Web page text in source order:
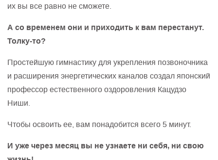
их вы все равно не сможете.
А со временем они и приходить к вам перестанут.
Толку-то?
Простейшую гимнастику для укрепления позвоночника
и расширения энергетических каналов создал японский
профессор естественного оздоровления Кацудзо
Ниши.
Чтобы освоить ее, вам понадобится всего 5 минут.
И уже через месяц вы не узнаете ни себя, ни свою